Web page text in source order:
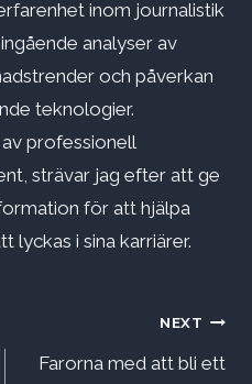
inom journalistik
analyser av
och påverkan
teknologier.
professionell
strävar jag efter att ge
för att hjälpa
lyckas i sina karriärer.
NEXT
Farorna med att bli ett